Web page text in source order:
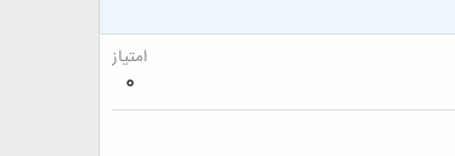
امتیاز
0